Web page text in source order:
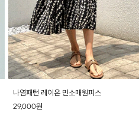
나염패턴 레이온 민소매원피스
29,000원